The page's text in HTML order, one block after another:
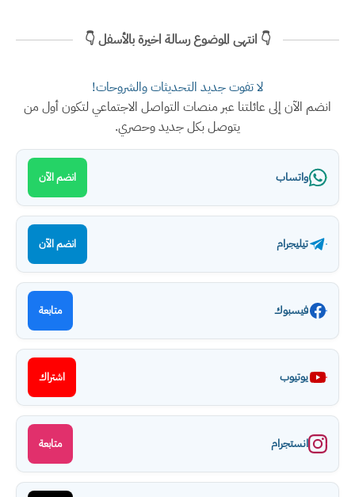
👇 انتهى الموضوع رسالة اخيرة بالأسفل 👇
لا تفوت جديد التحديثات والشروحات!
انضم الآن إلى عائلتنا عبر منصات التواصل الاجتماعي لتكون أول من
يتوصل بكل جديد وحصري.
واتساب انضم الآن
تيليجرام انضم الآن
فيسبوك متابعة
يوتيوب اشتراك
انستجرام متابعة